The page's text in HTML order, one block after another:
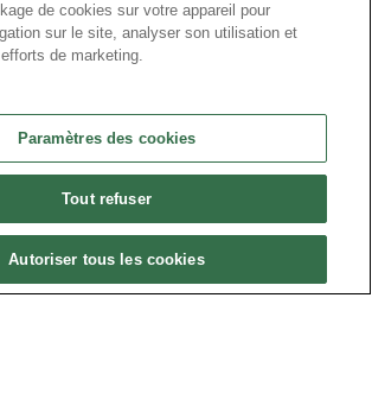
Politique de confidentialité
de cookies sur votre appareil pour
sur le site, analyser son utilisation et
de marketing.
Paramètres des cookies
Tout refuser
Autoriser tous les cookies